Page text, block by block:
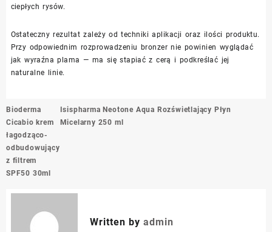
ciepłych rysów.
Ostateczny rezultat zależy od techniki aplikacji oraz ilości produktu.
Przy odpowiednim rozprowadzeniu bronzer nie powinien wyglądać
jak wyraźna plama — ma się stapiać z cerą i podkreślać jej
naturalne linie.
Nawigacja
wpisu
Bioderma
Cicabio krem
łagodząco-
odbudowujący
z filtrem
SPF50 30ml
Isispharma Neotone Aqua Rozświetlający Płyn
Micelarny 250 ml
Written by admin